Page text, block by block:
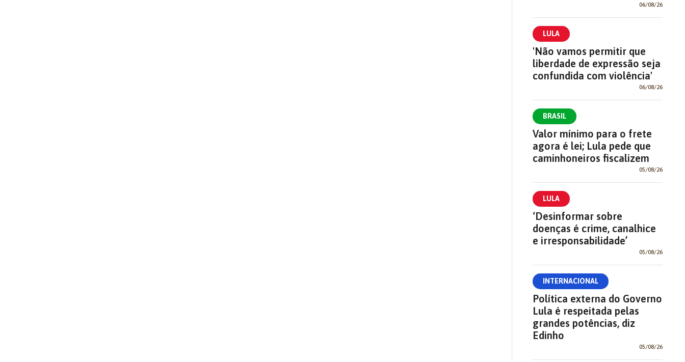
06/08/26
LULA
'Não vamos permitir que
liberdade de expressão seja
confundida com violência'
06/08/26
BRASIL
Valor mínimo para o frete
agora é lei; Lula pede que
caminhoneiros fiscalizem
05/08/26
LULA
‘Desinformar sobre
doenças é crime, canalhice
e irresponsabilidade’
05/08/26
INTERNACIONAL
Política externa do Governo
Lula é respeitada pelas
grandes potências, diz
Edinho
05/08/26